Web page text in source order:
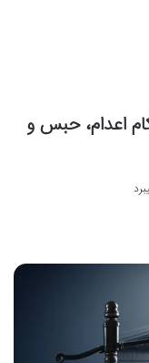
اعدام، حبس و